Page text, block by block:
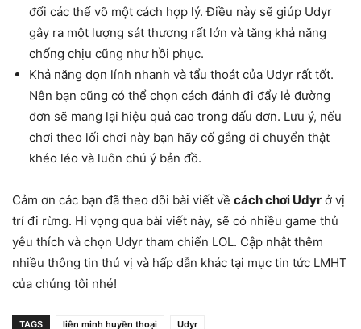
đổi các thế võ một cách hợp lý. Điều này sẽ giúp Udyr
gây ra một lượng sát thương rất lớn và tăng khả năng
chống chịu cũng như hồi phục.
Khả năng dọn lính nhanh và tẩu thoát của Udyr rất tốt.
Nên bạn cũng có thể chọn cách đánh đi đẩy lẻ đường
đơn sẽ mang lại hiệu quả cao trong đấu đơn. Lưu ý, nếu
chơi theo lối chơi này bạn hãy cố gắng di chuyển thật
khéo léo và luôn chú ý bản đồ.
Cảm ơn các bạn đã theo dõi bài viết về cách chơi Udyr ở vị
trí đi rừng. Hi vọng qua bài viết này, sẽ có nhiều game thủ
yêu thích và chọn Udyr tham chiến LOL. Cập nhật thêm
nhiều thông tin thú vị và hấp dẫn khác tại mục tin tức LMHT
của chúng tôi nhé!
TAGS liên minh huyền thoại Udyr